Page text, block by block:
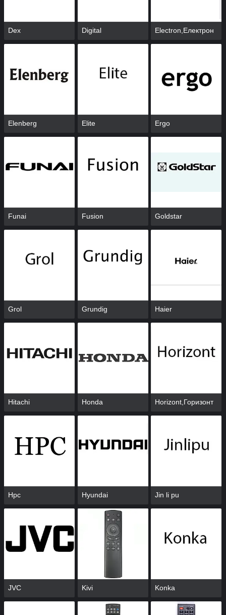
Dex Digital Electron,Електрон
Elenberg Elite Ergo
Funai Fusion Goldstar
Grol Grundig Haier
Hitachi Honda Horizont,Горизонт
Hpc Hyundai Jin li pu
JVC Kivi Konka